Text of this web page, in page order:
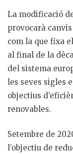
La modificació
provocarà
com la que fixa
al final de la
del sistema
les seves sigles
objectius
renovables.
Setembre de
l’objectiu de